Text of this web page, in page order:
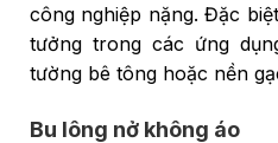
công nghiệp nặng. Đặc
tưởng trong các ứng
tường bê tông hoặc nền
Bu lông nở không áo